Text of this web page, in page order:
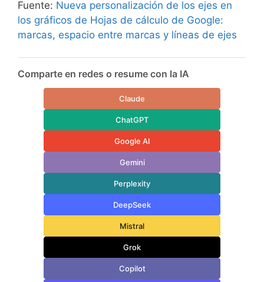
Fuente: Nueva personalización de los ejes en
los gráficos de Hojas de cálculo de Google:
marcas, espacio entre marcas y líneas de ejes
Comparte en redes o resume con la IA
Claude
ChatGPT
Google AI
Gemini
Perplexity
DeepSeek
Mistral
Grok
Copilot